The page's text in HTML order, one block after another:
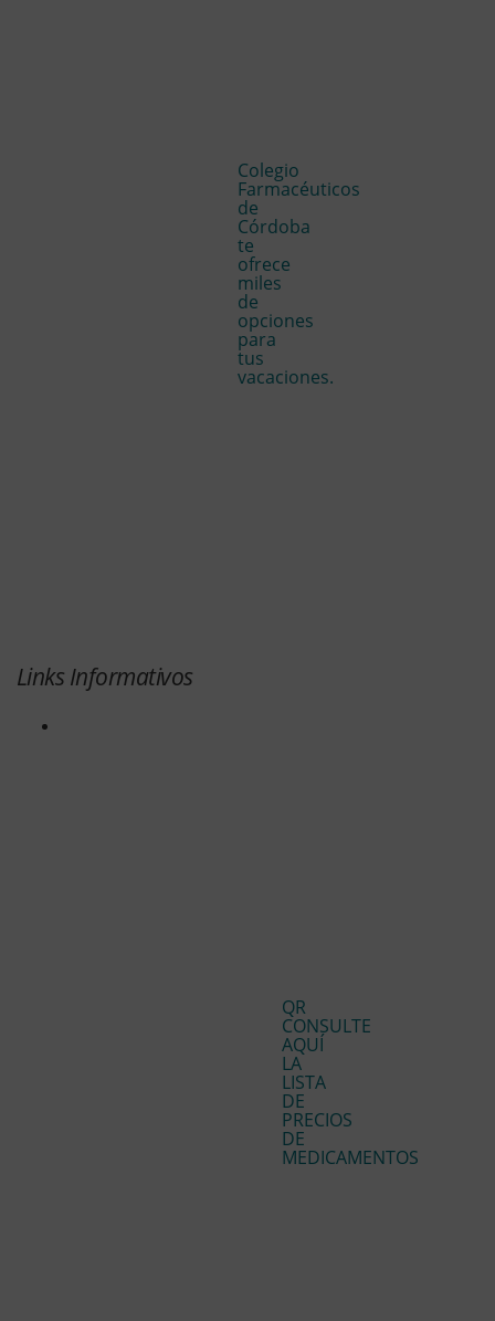
Colegio
Farmacéuticos
de
Córdoba
te
ofrece
miles
de
opciones
para
tus
vacaciones.
Links Informativos
QR
CONSULTE
AQUÍ
LA
LISTA
DE
PRECIOS
DE
MEDICAMENTOS